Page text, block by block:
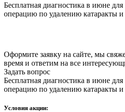
Бесплатная диагностика в июне
операцию по удалению катаракты и
Оформите заявку на сайте, мы
время и ответим на все
Задать вопрос
Бесплатная диагностика в июне
операцию по удалению катаракты и
Условия акции: